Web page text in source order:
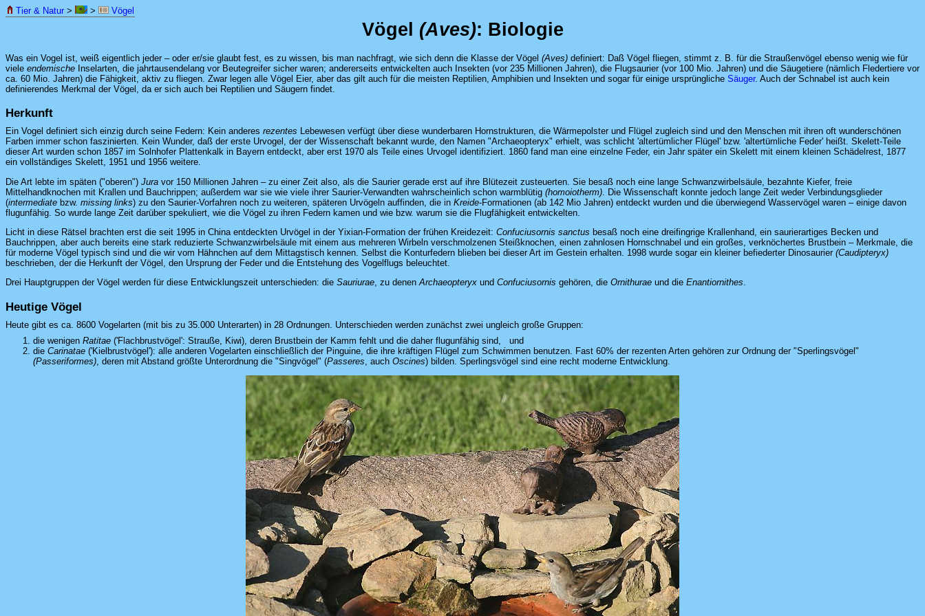
Tier & Natur > > Vögel
Vögel (Aves): Biologie
Was ein Vogel ist, weiß eigentlich jeder – oder er/sie glaubt fest, es zu wissen, bis man nachfragt, wie sich denn die Klasse der Vögel (Aves) definiert: Daß Vögel fliegen, stimmt z. B. für die Straußenvögel ebenso wenig wie für
viele endemische Inselarten, die jahrtausendelang vor Beutegreifer sicher waren; andererseits entwickelten auch Insekten (vor 235 Millionen Jahren), die Flugsaurier (vor 100 Mio. Jahren) und die Säugetiere (nämlich Fledertiere vor
ca. 60 Mio. Jahren) die Fähigkeit, aktiv zu fliegen. Zwar legen alle Vögel Eier, aber das gilt auch für die meisten Reptilien, Amphibien und Insekten und sogar für einige ursprüngliche Säuger. Auch der Schnabel ist auch kein
definierendes Merkmal der Vögel, da er sich auch bei Reptilien und Säugern findet.
Herkunft
Ein Vogel definiert sich einzig durch seine Federn: Kein anderes rezentes Lebewesen verfügt über diese wunderbaren Hornstrukturen, die Wärmepolster und Flügel zugleich sind und den Menschen mit ihren oft wunderschönen
Farben immer schon faszinierten. Kein Wunder, daß der erste Urvogel, der der Wissenschaft bekannt wurde, den Namen "Archaeopteryx" erhielt, was schlicht 'altertümlicher Flügel' bzw. 'altertümliche Feder' heißt. Skelett-Teile
dieser Art wurden schon 1857 im Solnhofer Plattenkalk in Bayern entdeckt, aber erst 1970 als Teile eines Urvogel identifiziert. 1860 fand man eine einzelne Feder, ein Jahr später ein Skelett mit einem kleinen Schädelrest, 1877
ein vollständiges Skelett, 1951 und 1956 weitere.
Die Art lebte im späten ("oberen") Jura vor 150 Millionen Jahren – zu einer Zeit also, als die Saurier gerade erst auf ihre Blütezeit zusteuerten. Sie besaß noch eine lange Schwanzwirbelsäule, bezahnte Kiefer, freie
Mittelhandknochen mit Krallen und Bauchrippen; außerdem war sie wie viele ihrer Saurier-Verwandten wahrscheinlich schon warmblütig (homoiotherm) . Die Wissenschaft konnte jedoch lange Zeit weder Verbindungsglieder
(intermediate bzw. missing links) zu den Saurier-Vorfahren noch zu weiteren, späteren Urvögeln auffinden, die in Kreide-Formationen (ab 142 Mio Jahren) entdeckt wurden und die überwiegend Wasservögel waren – einige davon
flugunfähig. So wurde lange Zeit darüber spekuliert, wie die Vögel zu ihren Federn kamen und wie bzw. warum sie die Flugfähigkeit entwickelten.
Licht in diese Rätsel brachten erst die seit 1995 in China entdeckten Urvögel in der Yixian-Formation der frühen Kreidezeit: Confuciusornis sanctus besaß noch eine dreifingrige Krallenhand, ein saurierartiges Becken und
Bauchrippen, aber auch bereits eine stark reduzierte Schwanzwirbelsäule mit einem aus mehreren Wirbeln verschmolzenen Steißknochen, einen zahnlosen Hornschnabel und ein großes, verknöchertes Brustbein – Merkmale, die
für moderne Vögel typisch sind und die wir vom Hähnchen auf dem Mittagstisch kennen. Selbst die Konturfedern blieben bei dieser Art im Gestein erhalten. 1998 wurde sogar ein kleiner befiederter Dinosaurier (Caudipteryx)
beschrieben, der die Herkunft der Vögel, den Ursprung der Feder und die Entstehung des Vogelflugs beleuchtet.
Drei Hauptgruppen der Vögel werden für diese Entwicklungszeit unterschieden: die Sauriurae, zu denenArchaeopteryx und Confuciusornis gehören, die Ornithurae und die Enantiornithes.
Heutige Vögel
Heute gibt es ca. 8600 Vogelarten (mit bis zu 35.000 Unterarten) in 28 Ordnungen. Unterschieden werden zunächst zwei ungleich große Gruppen:
die wenigen Ratitae ('Flachbrustvögel': Strauße, Kiwi), deren Brustbein der Kamm fehlt und die daher flugunfähig sind, und
die Carinatae ('Kielbrustvögel'): alle anderen Vogelarten einschließlich der Pinguine, die ihre kräftigen Flügel zum Schwimmen benutzen. Fast 60% der rezenten Arten gehören zur Ordnung der "Sperlingsvögel"
(Passeriformes) , deren mit Abstand größte Unterordnung die "Singvögel" (Passeres , auch Oscines) bilden. Sperlingsvögel sind eine recht moderne Entwicklung.